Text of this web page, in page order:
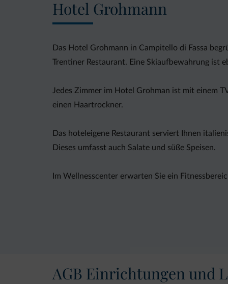
Hotel Grohmann
Das Hotel Grohmann in Campitello di Fassa
Trentiner Restaurant. Eine Skiaufbewahrung ist
Jedes Zimmer im Hotel Grohman ist mit einem
einen Haartrockner.
Das hoteleigene Restaurant serviert Ihnen
Dieses umfasst auch Salate und süße Speisen.
Im Wellnesscenter erwarten Sie ein
AGB Einrichtungen und